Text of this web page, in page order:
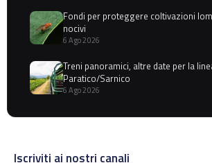
Fondi per proteggere coltivazioni
nocivi
6 Ago 2026
Treni panoramici, altre date per la
Paratico/Sarnico
6 Ago 2026
Iscriviti ai nostri canali